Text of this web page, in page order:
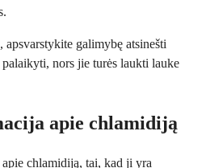
galimybę atsinešti
nors jie turės laukti lauke
apie chlamidiją
chlamidiją, tai, kad ji yra